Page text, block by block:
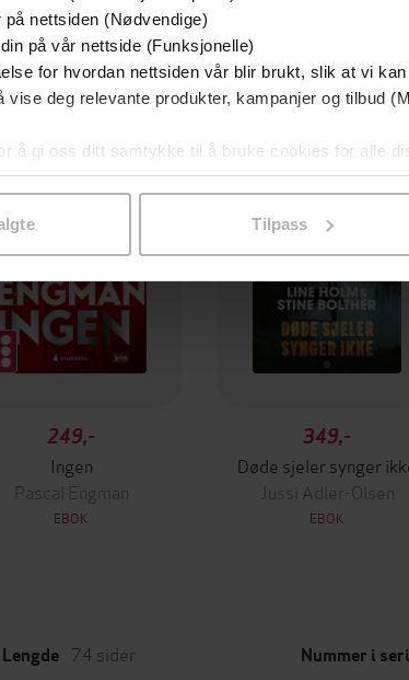
nettsiden (Nødvendige)
på vår nettside (Funksjonelle)
for hvordan nettsiden vår blir brukt, slik at vi
vise deg relevante produkter, kampanjer og tilbud
å gi oss ditt samtykke til å bruke cookies for alle
ved å klikke på «Tilpass». Du kan når som
Tilpass
249,-
Ingen
Pascal Engman
EBOK
Første gang på tilbud
349,-
Døde sjeler synger
Jussi Adler-Olsen
EBOK
Lengde 74 sider Nummer i